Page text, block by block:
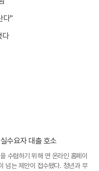
다"
다
수요자 대출 호소
수렴하기 위해 연 온라인 홈페이
넘는 제안이 접수됐다. 청년과 무